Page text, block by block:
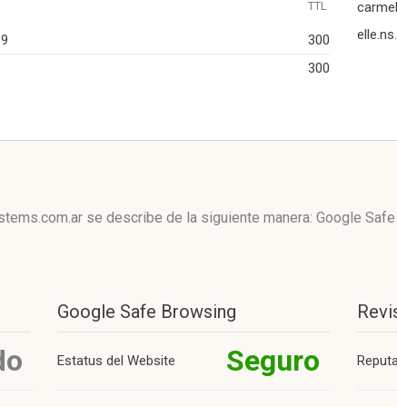
TTL
300
300
se describe de la siguiente manera: Google
Google Safe Browsing
Estatus del Website Seguro